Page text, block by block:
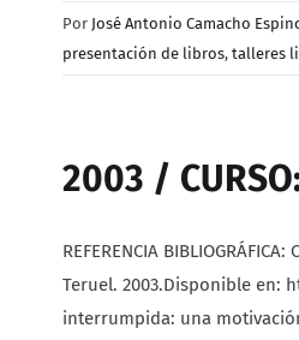
Por José Antonio Camacho
presentación de libros, talleres
2003 /
REFERENCIA
Teruel. 2003.Disponible en:
interrumpida: una